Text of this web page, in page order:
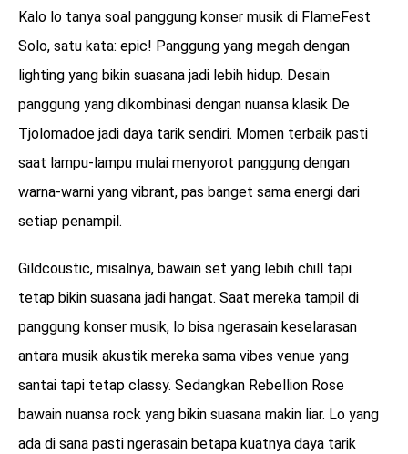
Kalo lo tanya soal panggung konser musik di FlameFest
Solo, satu kata: epic! Panggung yang megah dengan
lighting yang bikin suasana jadi lebih hidup. Desain
panggung yang dikombinasi dengan nuansa klasik De
Tjolomadoe jadi daya tarik sendiri. Momen terbaik pasti
saat lampu-lampu mulai menyorot panggung dengan
warna-warni yang vibrant, pas banget sama energi dari
setiap penampil.
Gildcoustic, misalnya, bawain set yang lebih chill tapi
tetap bikin suasana jadi hangat. Saat mereka tampil di
panggung konser musik, lo bisa ngerasain keselarasan
antara musik akustik mereka sama vibes venue yang
santai tapi tetap classy. Sedangkan Rebellion Rose
bawain nuansa rock yang bikin suasana makin liar. Lo yang
ada di sana pasti ngerasain betapa kuatnya daya tarik